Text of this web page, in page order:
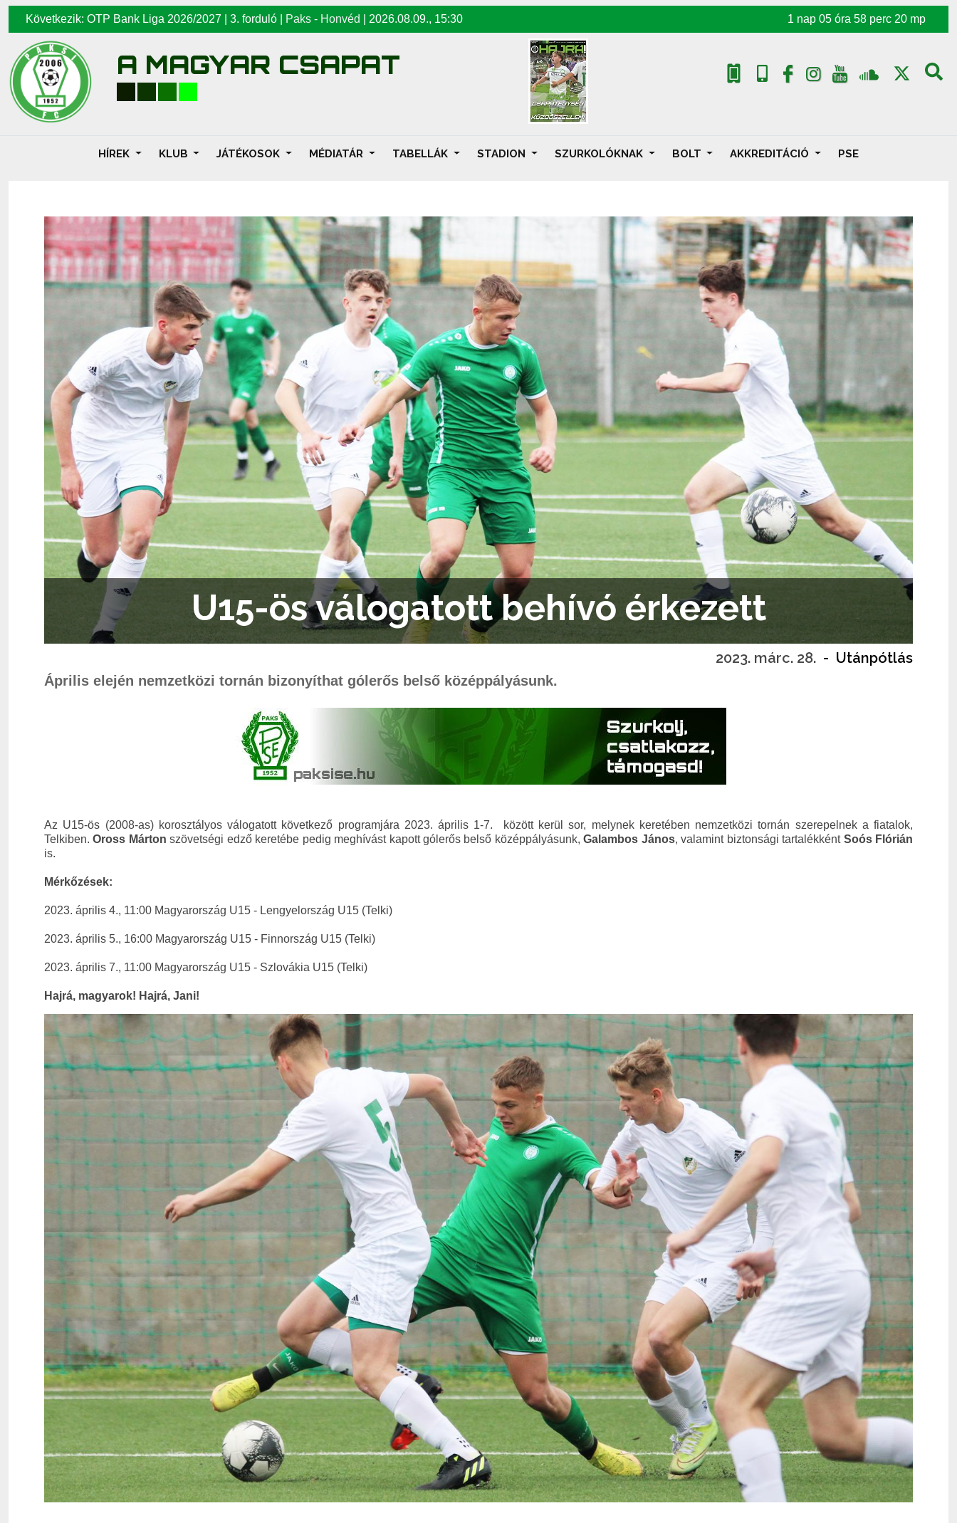
Következik: OTP Bank Liga 2026/2027 | 3. forduló | Paks - Honvéd 2026.08.09., 15:30 1 nap 05 óra 58 perc 18 mp
A MAGYAR CSAPAT
HÍREK KLUB JÁTÉKOSOK MÉDIATÁR TABELLÁK STADION SZURKOLÓKNAK BOLT AKKREDITÁCIÓ PSE
U15-ös válogatott behívó érkezett
2023. márc. 28. - Utánpótlás
Április elején nemzetközi tornán bizonyíthat gólerős belső középpályásunk.
Az U15-ös (2008-as) korosztályos válogatott következő programjára 2023. április 1-7. között kerül sor, melynek keretében nemzetközi tornán szerepelnek a fiatalok,
Telkiben.Oross Márton szövetségi edző keretébe pedig meghívást kapott gólerős belső középpályásunk,Galambos János, valamint biztonsági tartalékként Soós Flórián
is.
Mérkőzések:
2023. április 4., 11:00 Magyarország U15 - Lengyelország U15 (Telki)
2023. április 5., 16:00 Magyarország U15 - Finnország U15 (Telki)
2023. április 7., 11:00 Magyarország U15 - Szlovákia U15 (Telki)
Hajrá, magyarok! Hajrá, Jani!